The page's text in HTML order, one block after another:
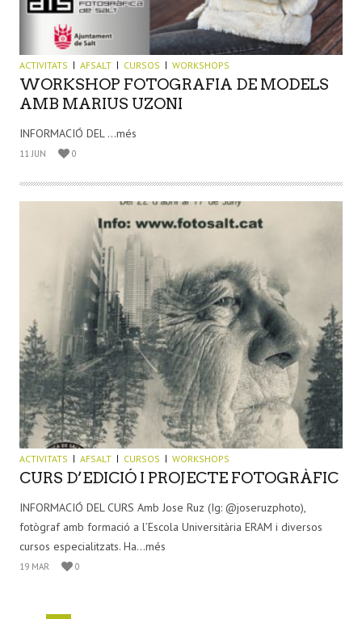
ACTIVITATS AFSALT CURSOS WORKSHOPS
WORKSHOP FOTOGRAFIA DE MODELS
AMB MARIUS UZONI
INFORMACIÓ DEL ...més
11 JUN 0
ACTIVITATS AFSALT CURSOS WORKSHOPS
CURS D’EDICIÓ I PROJECTE FOTOGRÀFIC
INFORMACIÓ DEL CURS Amb Jose Ruz (Ig: @joseruzphoto),
fotògraf amb formació a l’Escola Universitària ERAM i diversos
cursos especialitzats. Ha...més
19 MAR 0